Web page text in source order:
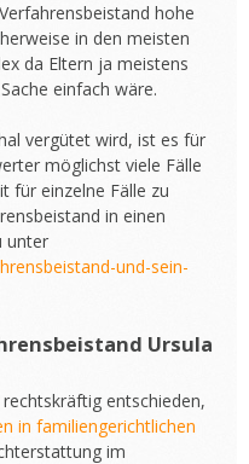
hohe
in den meisten
da Eltern ja meistens
einfach wäre.
vergütet wird, ist es für
möglichst viele Fälle
für einzelne Fälle zu
in einen
unter
und-sein-
Ursula
entschieden,
in familiengerichtlichen
im